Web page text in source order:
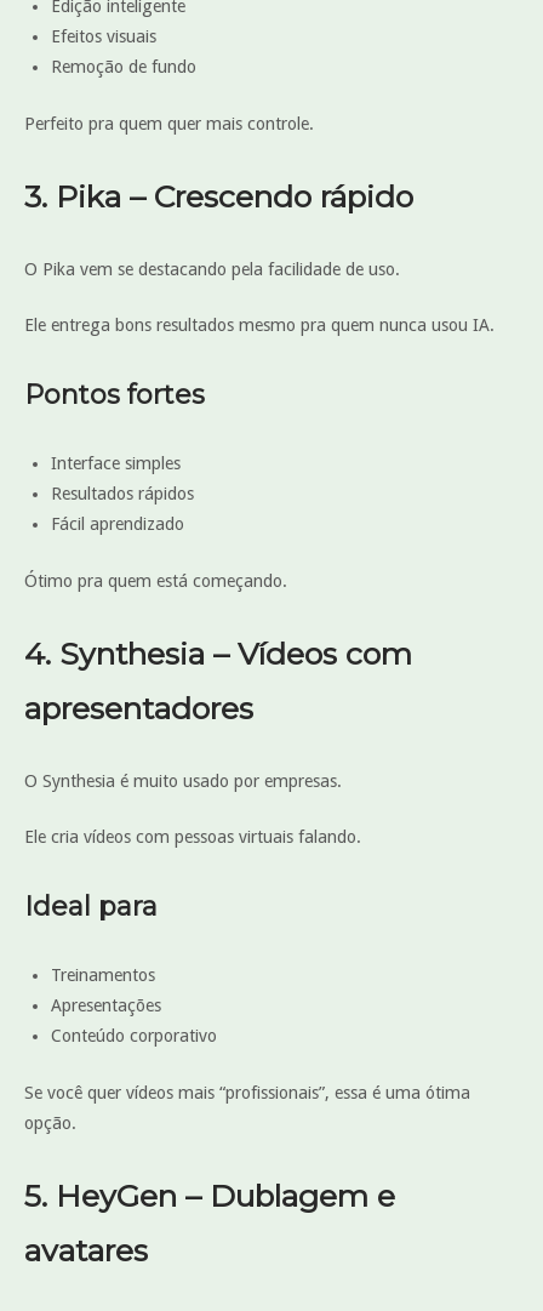
Edição inteligente
Efeitos visuais
Remoção de fundo
Perfeito pra quem quer mais controle.
3. Pika – Crescendo rápido
O Pika vem se destacando pela facilidade de uso.
Ele entrega bons resultados mesmo pra quem nunca usou IA.
Pontos fortes
Interface simples
Resultados rápidos
Fácil aprendizado
Ótimo pra quem está começando.
4. Synthesia – Vídeos com
apresentadores
O Synthesia é muito usado por empresas.
Ele cria vídeos com pessoas virtuais falando.
Ideal para
Treinamentos
Apresentações
Conteúdo corporativo
Se você quer vídeos mais “profissionais”, essa é uma ótima
opção.
5. HeyGen – Dublagem e
avatares